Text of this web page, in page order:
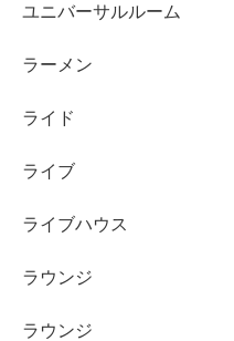
ユニバーサルルーム
ラーメン
ライド
ライブ
ライブハウス
ラウンジ
ラウンジ